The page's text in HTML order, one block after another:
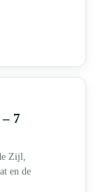
7
Zijl,
en de